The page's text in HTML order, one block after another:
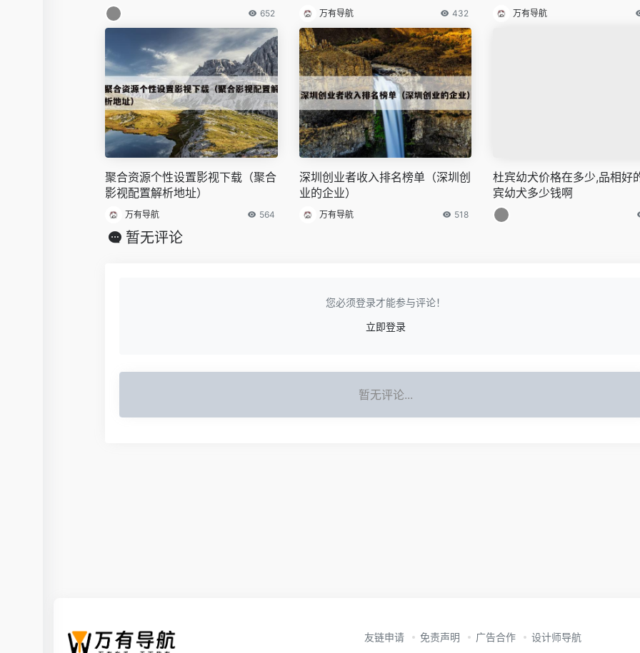
652 万有导航 432 万有导航
聚合资源个性设置影视下载（聚合
影视配置解析地址）
万有导航 564
深圳创业者收入排名榜单（深圳创
业的企业）
万有导航 518
杜宾幼犬价格在多少,品相好
宾幼犬多少钱啊
暂无评论
您必须登录才能参与评论！
立即登录
暂无评论...
友链申请 免责声明 广告合作 设计师导航